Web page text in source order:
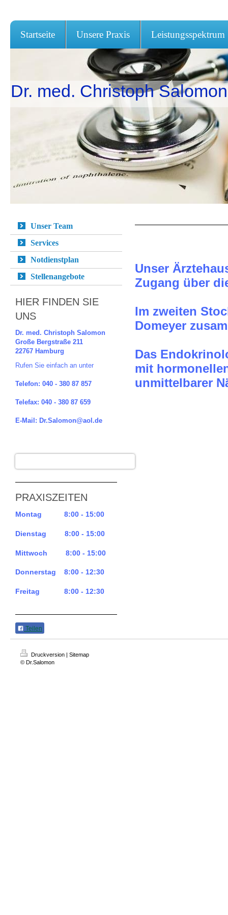
Startseite Unsere Praxis Leistungsspektrum
Dr. med. Christoph
Unser Team
Services
Notdienstplan
Stellenangebote
HIER FINDEN SIE
UNS
Dr. med. Christoph Salomon
Große Bergstraße 211
22767 Hamburg
Rufen Sie einfach an unter
Telefon: 040 - 380 87 857
Telefax: 040 - 380 87 659
E-Mail: Dr.Salomon@aol.de
PRAXISZEITEN
Montag 8:00 - 15:00
Dienstag 8:00 - 15:00
Mittwoch 8:00 - 15:00
Donnerstag 8:00 - 12:30
Freitag 8:00 - 12:30
Teilen
Unser
Zugang über
Im zweiten
Domeyer
Das
mit
unmittelbarer
Druckversion | Sitemap
© Dr.Salomon